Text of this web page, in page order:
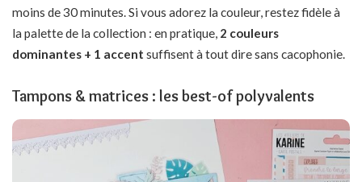
moins de 30 minutes. Si vous adorez la couleur, restez fidèle à
la palette de la collection : en pratique, 2 couleurs
dominantes + 1 accent suffisent à tout dire sans cacophonie.
Tampons & matrices : les best-of polyvalents